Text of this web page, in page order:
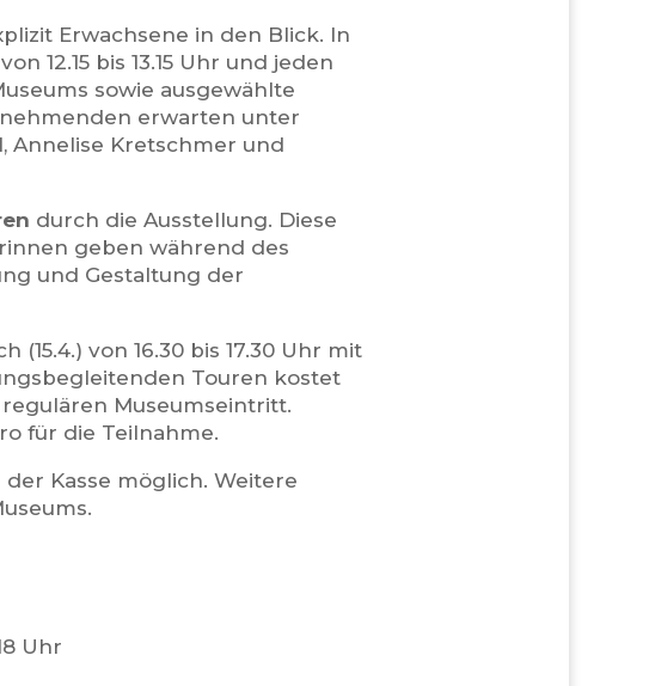
Erwachsene in den Blick. In
12.15 bis 13.15 Uhr und jeden
sowie ausgewählte
erwarten unter
Annelise Kretschmer und
durch die Ausstellung. Diese
geben während des
und Gestaltung der
von 16.30 bis 17.30 Uhr mit
Touren kostet
Museumseintritt.
für die Teilnahme.
Kasse möglich. Weitere
Uhr